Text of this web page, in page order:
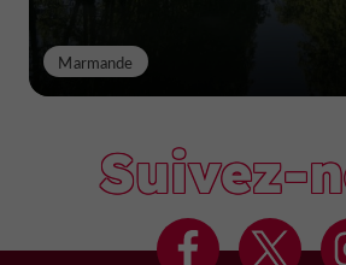
Marmande
Suivez-